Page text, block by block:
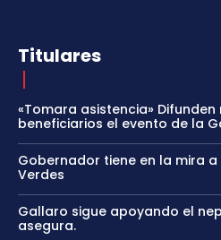
Titulares
«Tomara asistencia»
beneficiarios el evento de la
Gobernador tiene en la mira
Verdes
Gallaro sigue apoyando el
asegura.